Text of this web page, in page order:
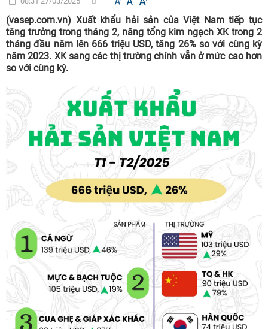
(vasep.com.vn) Xuất khẩu hải sản của Việt Nam tiếp tục
tăng trưởng trong tháng 2, nâng tổng kim ngạch XK trong 2
tháng đầu năm lên 666 triệu USD, tăng 26% so với cùng kỳ
năm 2023. XK sang các thị trường chính vẫn ở mức cao hơn
so với cùng kỳ.